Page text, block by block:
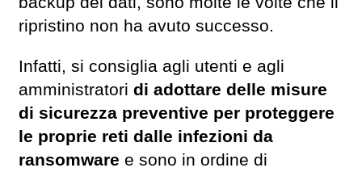
ripristino non ha avuto successo.
Infatti, si consiglia agli utenti e agli
amministratori di adottare delle misure
di sicurezza preventive per proteggere
le proprie reti dalle infezioni da
ransomware e sono in ordine di